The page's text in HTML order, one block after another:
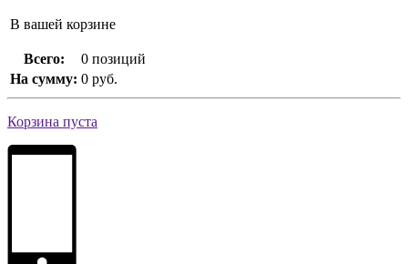
В вашей корзине
Всего:
0 позиций
На сумму: 0 руб.
Корзина пуста